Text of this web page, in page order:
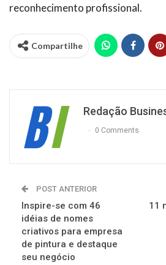
reconhecimento profissional.
Compartilhe
Redação
0 Comments
POST ANTERIOR
Inspire-se com 46
idéias de nomes
criativos para empresa
de pintura e destaque
seu negócio
11